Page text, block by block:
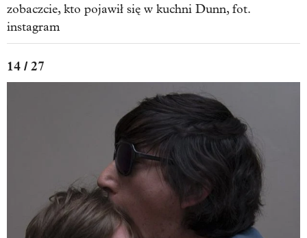
zobaczcie, kto pojawił się w kuchni Dunn, fot.
instagram
14 / 27